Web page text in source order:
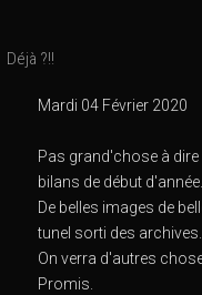
Déjà ?!!
Mardi 04 Février 2020
Pas grand'chose à
bilans de début d'année.
De belles images de
tunel sorti des
On verra d'autres
Promis.